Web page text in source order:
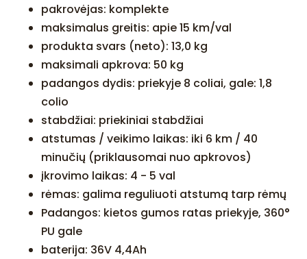
pakrovėjas: komplekte
maksimalus greitis: apie 15 km/val
produkta svars (neto): 13,0 kg
maksimali apkrova: 50 kg
padangos dydis: priekyje 8 coliai, gale: 1,8
colio
stabdžiai: priekiniai stabdžiai
atstumas / veikimo laikas: iki 6 km / 40
minučių (priklausomai nuo apkrovos)
įkrovimo laikas: 4 - 5 val
rėmas: galima reguliuoti atstumą tarp rėmų
Padangos: kietos gumos ratas priekyje, 360°
PU gale
baterija: 36V 4,4Ah